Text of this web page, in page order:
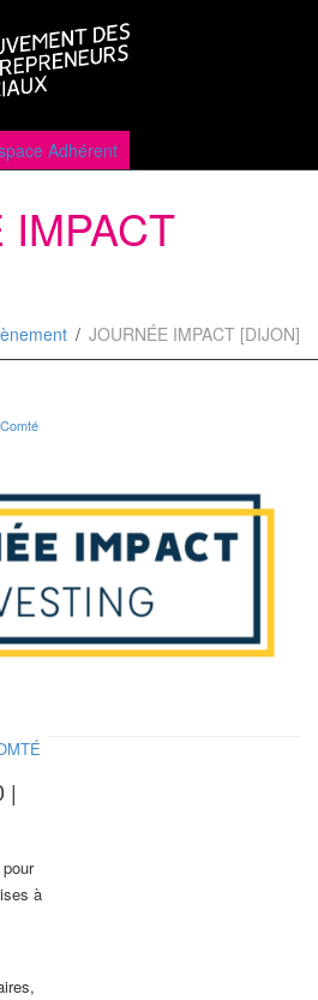
Adhérent
JOURNÉE IMPACT [DIJON]
|
à